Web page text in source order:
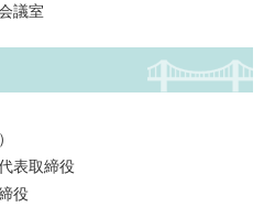
議室
表取締役
役